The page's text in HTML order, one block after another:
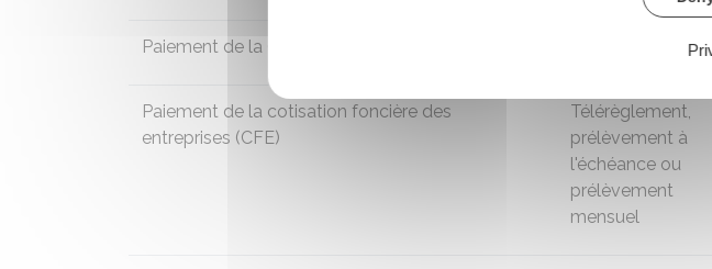
Paiement de la (
Paiement de la cotisation foncière des
entreprises (CFE)
Télérèglement,
prélèvement à
l'échéance ou
prélèvement
mensuel